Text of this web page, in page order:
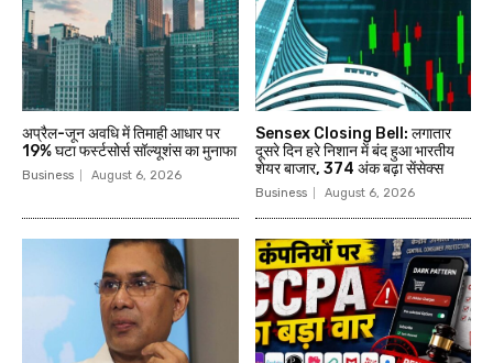
अप्रैल-जून अवधि में तिमाही आधार पर
19% घटा फर्स्टसोर्स सॉल्यूशंस का मुनाफा
Business August 6, 2026
Sensex Closing Bell: लगातार
दूसरे दिन हरे निशान में बंद हुआ भारतीय
शेयर बाजार, 374 अंक बढ़ा सेंसेक्स
Business August 6, 2026